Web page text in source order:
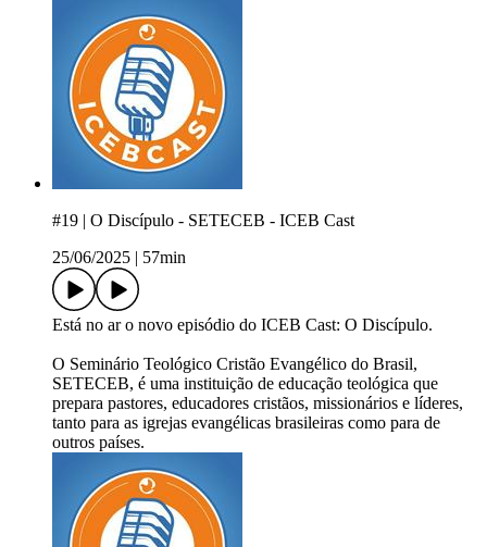
#19 | O Discípulo - SETECEB - ICEB Cast
25/06/2025
57min
Está no ar o novo episódio do ICEB Cast: O Discípulo.
O Seminário Teológico Cristão Evangélico do Brasil,
SETECEB, é uma instituição de educação teológica que
prepara pastores, educadores cristãos, missionários e líderes,
tanto para as igrejas evangélicas brasileiras como para de
outros países.